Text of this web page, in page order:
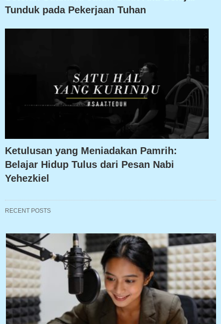
Tunduk pada Pekerjaan Tuhan
Ketulusan yang Meniadakan Pamrih:
Belajar Hidup Tulus dari Pesan Nabi
Yehezkiel
RECENT POSTS